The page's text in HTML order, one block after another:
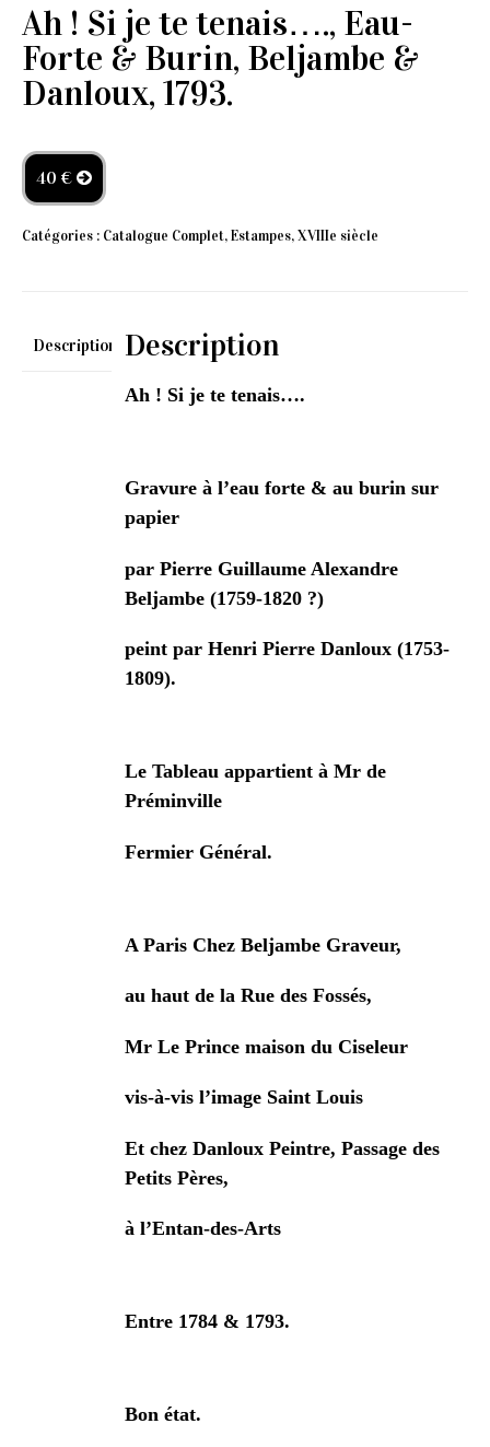
Ah ! Si je te tenais…., Eau-
Forte & Burin, Beljambe &
Danloux, 1793.
40 €
Catégories : Catalogue Complet,Estampes,XVIIIe siècle
Description Description
Ah ! Si je te tenais….
Gravure à l’eau forte & au burin sur
papier
par Pierre Guillaume Alexandre
Beljambe (1759-1820 ?)
peint par Henri Pierre Danloux (1753-
1809).
Le Tableau appartient à Mr de
Préminville
Fermier Général.
A Paris Chez Beljambe Graveur,
au haut de la Rue des Fossés,
Mr Le Prince maison du Ciseleur
vis-à-vis l’image Saint Louis
Et chez Danloux Peintre, Passage des
Petits Pères,
à l’Entan-des-Arts
Entre 1784 & 1793.
Bon état.